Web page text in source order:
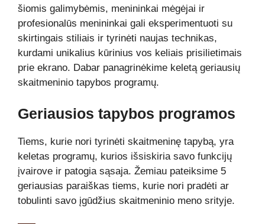
šiomis galimybėmis, menininkai mėgėjai ir
profesionalūs menininkai gali eksperimentuoti su
skirtingais stiliais ir tyrinėti naujas technikas,
kurdami unikalius kūrinius vos keliais prisilietimais
prie ekrano. Dabar panagrinėkime keletą geriausių
skaitmeninio tapybos programų.
Geriausios tapybos programos
Tiems, kurie nori tyrinėti skaitmeninę tapybą, yra
keletas programų, kurios išsiskiria savo funkcijų
įvairove ir patogia sąsaja. Žemiau pateiksime 5
geriausias paraiškas tiems, kurie nori pradėti ar
tobulinti savo įgūdžius skaitmeninio meno srityje.